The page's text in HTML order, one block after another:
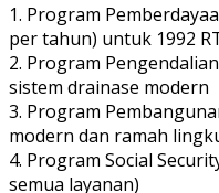
1. Program
per tahun) untuk 1992
2. Program
sistem drainase modern
3. Program
modern dan ramah
4. Program Social
semua layanan)